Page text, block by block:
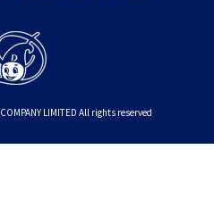
LIMITED All rights reserved